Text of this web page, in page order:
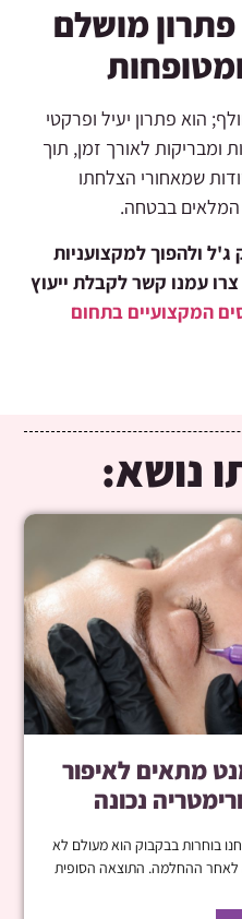
מושלם
הוא פתרון יעיל ופרקטי
ומבריקות לאורך זמן, תוך
שמאחורי הצלחתו
המלאים בבטחה.
ולהפוך למקצועניות
עמנו קשר לקבלת ייעוץ
המקצועיים בתחום
נושא:
מתאים לאיפור
נכונה
בוחרות בבקבוק הוא מעולם לא
לאחר ההחלמה. התוצאה הסופית